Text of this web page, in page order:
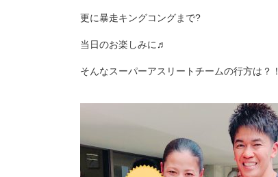
更に暴走キングコングまで?
当日のお楽しみに♬
そんなスーパーアスリートチームの行方は？！